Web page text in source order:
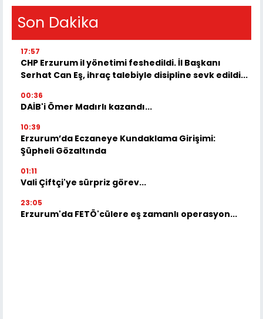
Son Dakika
17:57
CHP Erzurum il yönetimi feshedildi. İl Başkanı
Serhat Can Eş, ihraç talebiyle disipline sevk edildi...
00:36
DAİB'i Ömer Madırlı kazandı...
10:39
Erzurum’da Eczaneye Kundaklama Girişimi:
Şüpheli Gözaltında
01:11
Vali Çiftçi'ye sürpriz görev...
23:05
Erzurum'da FETÖ'cülere eş zamanlı operasyon...